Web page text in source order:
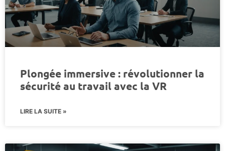
Plongée immersive : révolutionner la
sécurité au travail avec la VR
LIRE LA SUITE »